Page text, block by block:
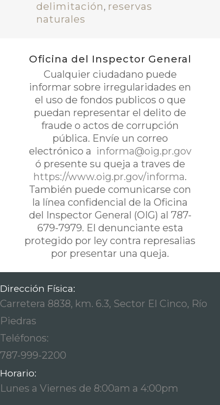
delimitación, reservas
naturales
Oficina del Inspector General
Cualquier ciudadano puede
informar sobre irregularidades en
el uso de fondos publicos o que
puedan representar el delito de
fraude o actos de corrupción
pública. Envíe un correo
electrónico a informa@oig.pr.gov
ó presente su queja a traves de
https://www.oig.pr.gov/informa.
También puede comunicarse con
la línea confidencial de la Oficina
del Inspector General (OIG) al 787-
679-7979. El denunciante esta
protegido por ley contra represalias
por presentar una queja.
Dirección Física:
Carretera 8838, km. 6.3, Sector El Cinco, Río
Piedras
Teléfonos:
787-999-2200
Horario:
Lunes a Viernes de 8:00am a 4:00pm